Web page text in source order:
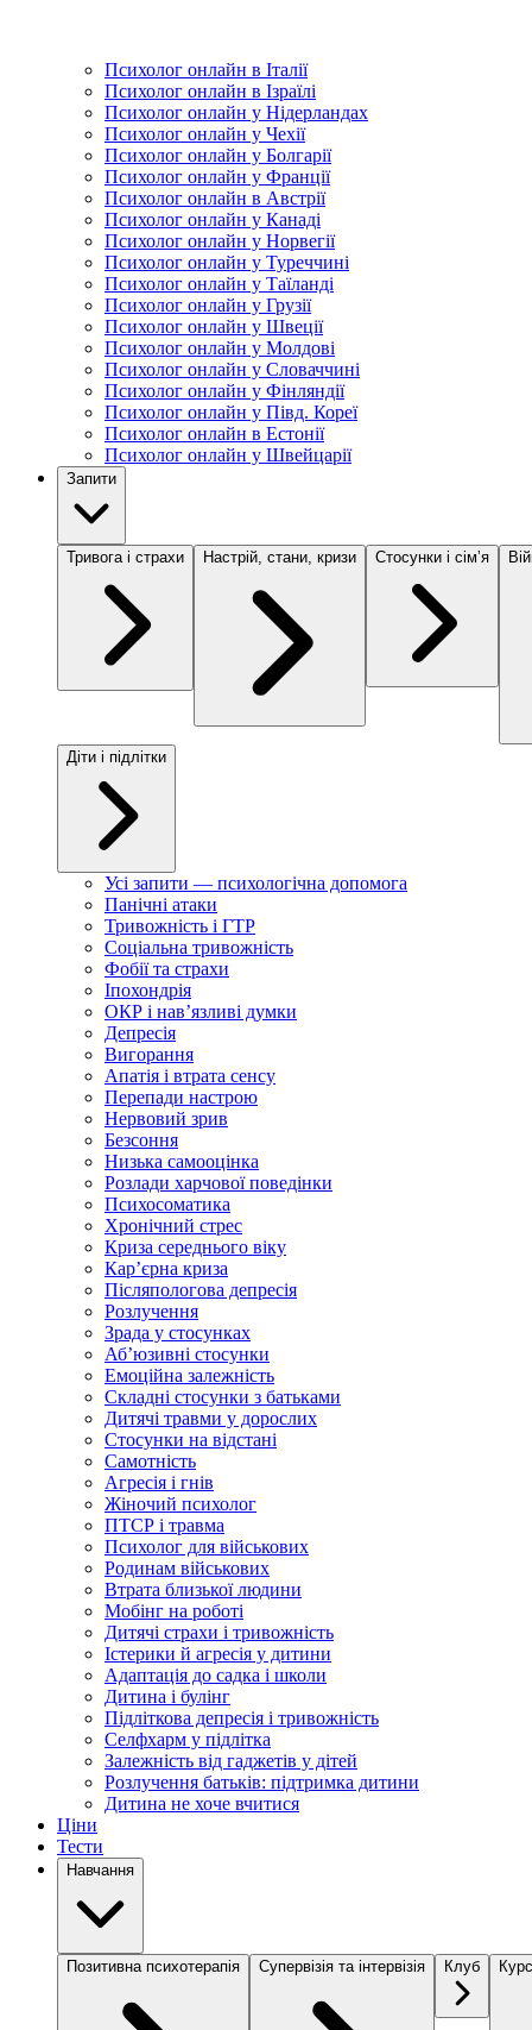
Психолог онлайн в Італії
Психолог онлайн в Ізраїлі
Психолог онлайн у Нідерландах
Психолог онлайн у Чехії
Психолог онлайн у Болгарії
Психолог онлайн у Франції
Психолог онлайн в Австрії
Психолог онлайн у Канаді
Психолог онлайн у Норвегії
Психолог онлайн у Туреччині
Психолог онлайн у Таїланді
Психолог онлайн у Грузії
Психолог онлайн у Швеції
Психолог онлайн у Молдові
Психолог онлайн у Словаччині
Психолог онлайн у Фінляндії
Психолог онлайн у Півд. Кореї
Психолог онлайн в Естонії
Психолог онлайн у Швейцарії
Запити
Тривога і страхи Настрій, стани, кризи Стосунки і сімʼя
Діти і підлітки
Усі запити — психологічна допомога
Панічні атаки
Тривожність і ГТР
Соціальна тривожність
Фобії та страхи
Іпохондрія
ОКР і навʼязливі думки
Депресія
Вигорання
Апатія і втрата сенсу
Перепади настрою
Нервовий зрив
Безсоння
Низька самооцінка
Розлади харчової поведінки
Психосоматика
Хронічний стрес
Криза середнього віку
Карʼєрна криза
Післяпологова депресія
Розлучення
Зрада у стосунках
Абʼюзивні стосунки
Емоційна залежність
Складні стосунки з батьками
Дитячі травми у дорослих
Стосунки на відстані
Самотність
Агресія і гнів
Жіночий психолог
ПТСР і травма
Психолог для військових
Родинам військових
Втрата близької людини
Мобінг на роботі
Дитячі страхи і тривожність
Істерики й агресія у дитини
Адаптація до садка і школи
Дитина і булінг
Підліткова депресія і тривожність
Селфхарм у підлітка
Залежність від гаджетів у дітей
Розлучення батьків: підтримка дитини
Дитина не хоче вчитися
Ціни
Тести
Навчання
Позитивна психотерапія Супервізія та інтервізія Клуб